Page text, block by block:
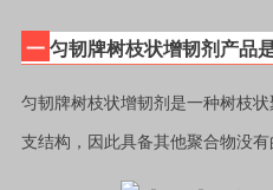
一 匀韧牌树枝状增韧剂产品
匀韧牌树枝状增韧剂 是一种树枝
支结构，因此具备其他聚合物没有